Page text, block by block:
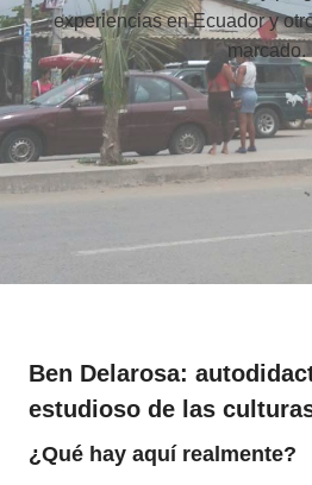
experiencias en Ecuador y
marcado.
Ben Delarosa:
estudioso de las
¿Qué hay aquí realmente?